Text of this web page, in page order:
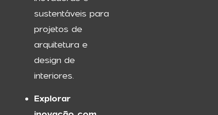
sustentáveis para
projetos de
arquitetura e
design de
interiores.
Explorar